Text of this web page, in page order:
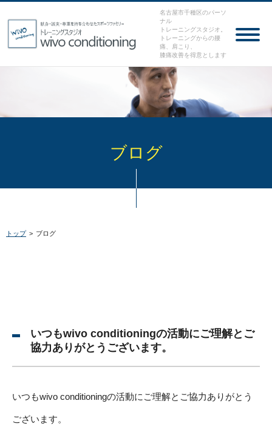
名古屋市千種区のパーソ
ナル
トレーニングスタジオ。
トレーニングからの腰
痛、肩こり、
膝痛改善を得意とします
ブログ
トップ > ブログ
いつもwivo conditioningの活動にご理解とご
協力ありがとうございます。
いつもwivo conditioningの活動にご理解とご協力ありがとう
ございます。